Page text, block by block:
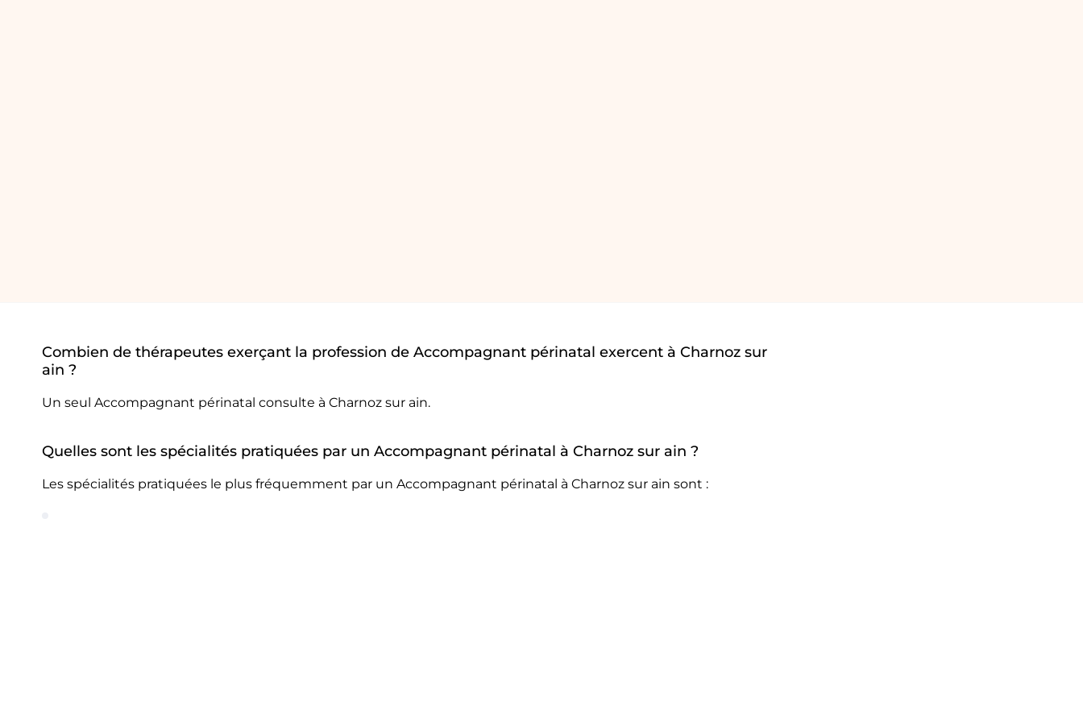
Combien de thérapeutes exerçant la profession de Accompagnant périnatal exercent à Charnoz sur
ain ?
Un seul Accompagnant périnatal consulte à Charnoz sur ain.
Quelles sont les spécialités pratiquées par un Accompagnant périnatal à Charnoz sur ain ?
Les spécialités pratiquées le plus fréquemment par un Accompagnant périnatal à Charnoz sur ain sont :